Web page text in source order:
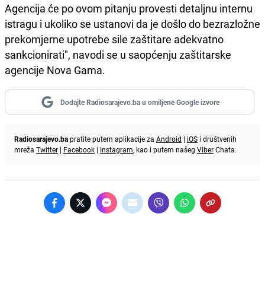
Agencija će po ovom pitanju provesti detaljnu internu
istragu i ukoliko se ustanovi da je došlo do bezrazložne
prekomjerne upotrebe sile zaštitare adekvatno
sankcionirati", navodi se u saopćenju zaštitarske
agencije Nova Gama.
Dodajte Radiosarajevo.ba u omiljene Google izvore
Radiosarajevo.bapratite putem aplikacije za Android | iOS i društvenih
mreža Twitter | Facebook | Instagram, kao i putem našeg ViberChata.